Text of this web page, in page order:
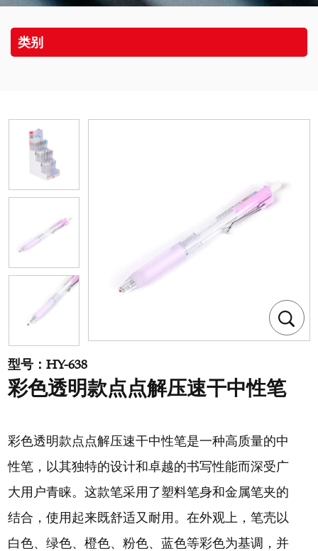
类别
型号：HY-638
彩色透明款点点解压速干中性笔
彩色透明款点点解压速干中性笔是一种高质量的中
性笔，以其独特的设计和卓越的书写性能而深受广
大用户青睐。这款笔采用了塑料笔身和金属笔夹的
结合，使用起来既舒适又耐用。在外观上，笔壳以
白色、绿色、橙色、粉色、蓝色等彩色为基调，并